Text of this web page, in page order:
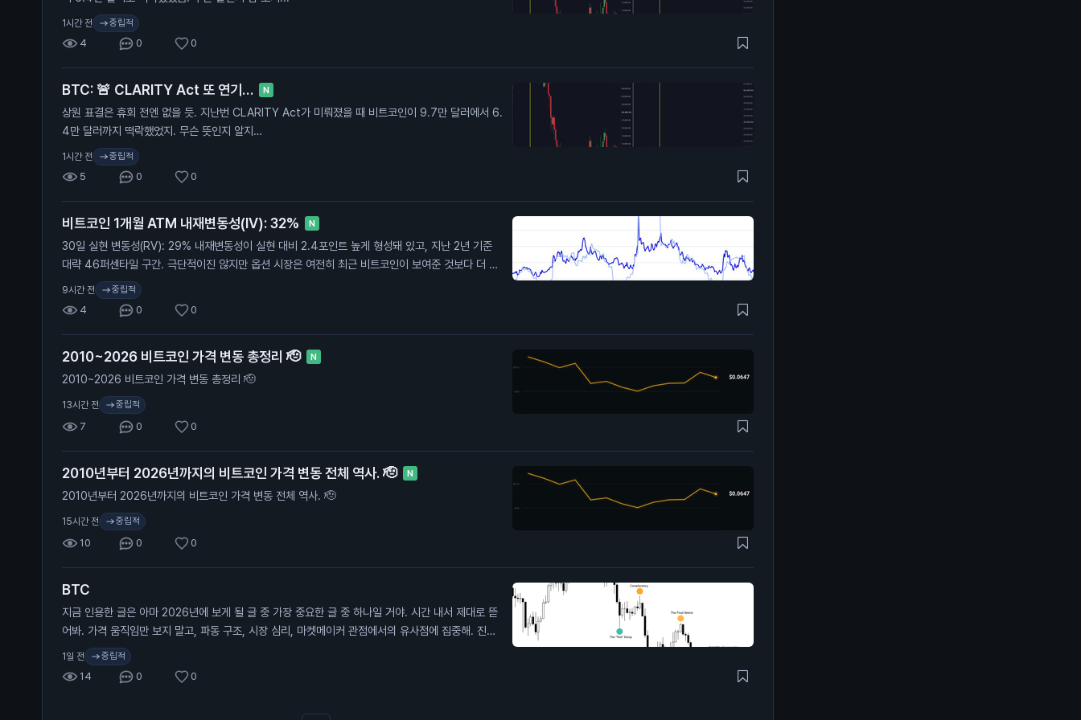
1시간 전 중립적
4 0 0
BTC: 🚨 CLARITY Act 또 연기… N
상원 표결은 휴회 전엔 없을 듯. 지난번 CLARITY Act가 미뤄졌을 때 비트코인이 9.7만 달러에서 6.
4만 달러까지 떡락했었지. 무슨 뜻인지 알지…
1시간 전 중립적
5 0 0
비트코인 1개월 ATM 내재변동성(IV): 32% N
30일 실현 변동성(RV): 29% 내재변동성이 실현 대비 2.4포인트 높게 형성돼 있고, 지난 2년 기준
대략 46퍼센타일 구간. 극단적이진 않지만 옵션 시장은 여전히 최근 비트코인이 보여준 것보다 더 큰
움직임을 프라이싱 중. 여기서 실현 변동성이 따라 올라갈까, 아니면 내재 변동성이 계속 눌릴까?
9시간 전 중립적
4 0 0
2010~2026 비트코인 가격 변동 총정리 🫡 N
2010~2026 비트코인 가격 변동 총정리 🫡
13시간 전 중립적
7 0 0
2010년부터 2026년까지의 비트코인 가격 변동 전체 역사. 🫡 N
2010년부터 2026년까지의 비트코인 가격 변동 전체 역사. 🫡
15시간 전 중립적
10 0 0
BTC
지금 인용한 글은 아마 2026년에 보게 될 글 중 가장 중요한 글 중 하나일 거야. 시간 내서 제대로 뜯
어봐. 가격 움직임만 보지 말고, 파동 구조, 시장 심리, 마켓메이커 관점에서의 유사점에 집중해. 진한
초록 구간(바닥 형성)이 끝나면 다음 타깃은 보라색 점이고, 그건 8만 달러 위에 있어. 확장 오기 전에
레인지 구간의 투매(캡튤레이션)가 먼저 온다.
1일 전 중립적
14 0 0